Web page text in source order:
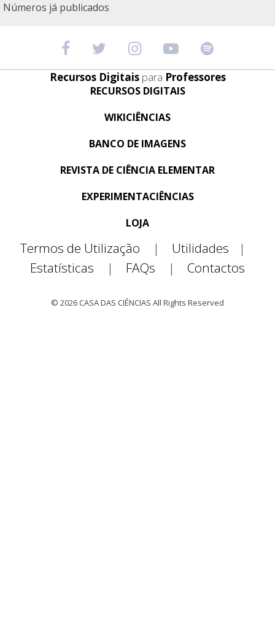
Números já publicados
Recursos Digitais para Professores
RECURSOS DIGITAIS
WIKICIÊNCIAS
BANCO DE IMAGENS
REVISTA DE CIÊNCIA ELEMENTAR
EXPERIMENTACIÊNCIAS
LOJA
Termos de Utilização | Utilidades
|
Estatísticas
| FAQs | Contactos
© 2026 CASA DAS CIÊNCIAS All Rights Reserved